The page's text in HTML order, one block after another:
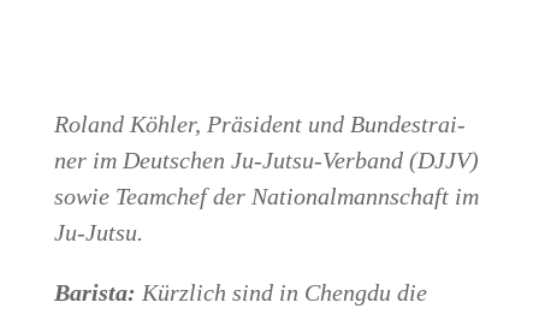
Roland Köh­ler, Prä­si­dent und Bun­des­trai­
ner im Deut­schen Ju-Jutsu-Ver­band (DJJV)
sowie Team­chef der Natio­nal­mann­schaft im
Ju-Jutsu.
Baris­ta: Kürz­lich sind in Cheng­du die